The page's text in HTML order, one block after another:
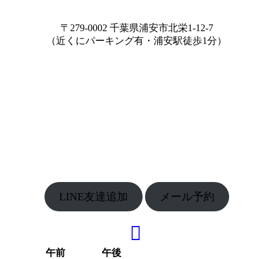
〒279-0002 千葉県浦安市北栄1-12-7
（近くにパーキング有・浦安駅徒歩1分）
LINE友達追加 メール予約
午前
午後